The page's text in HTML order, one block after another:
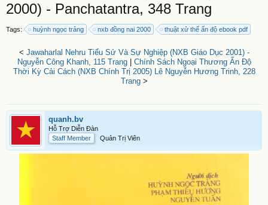
2000) - Panchatantra, 348 Trang
Tags: huỳnh ngọc trảng nxb đồng nai 2000 thuật xử thế ấn độ ebook pdf
< Jawaharlal Nehru Tiểu Sử Và Sự Nghiệp (NXB Giáo Dục 2001) -
Nguyễn Công Khanh, 115 Trang| Chính Sách Ngoại Thương Ấn Độ
Thời Kỳ Cải Cách (NXB Chính Trị 2005) Lê Nguyễn Hương Trinh, 228
Trang>
quanh.bv
Hỗ Trợ Diễn Đàn
Staff Member
Quản Trị Viên